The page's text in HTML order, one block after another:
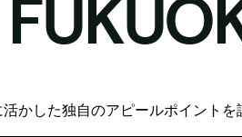
かした独自のアピールポイントを